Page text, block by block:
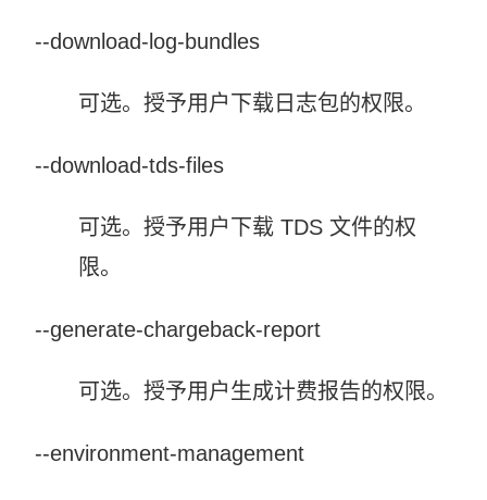
--download-log-bundles
可选。授予用户下载日志包的权限。
--download-tds-files
可选。授予用户下载 TDS 文件的权
限。
--generate-chargeback-report
可选。授予用户生成计费报告的权限。
--environment-management